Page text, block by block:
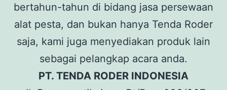
bertahun-tahun di bidang jasa persewaan
alat pesta, dan bukan hanya Tenda Roder
saja, kami juga menyediakan produk lain
sebagai pelangkap acara anda.
PT. TENDA RODER INDONESIA